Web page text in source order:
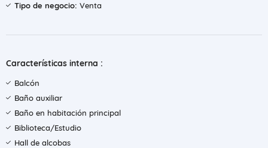
Tipo de negocio: Venta
Características interna :
Balcón
Baño auxiliar
Baño en habitación principal
Biblioteca/Estudio
Hall de alcobas